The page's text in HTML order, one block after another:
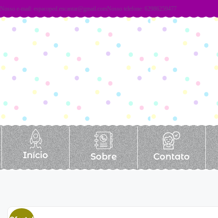
Nosso e-mail: espacoped.encantar@gmail.comNosso telefone: 62986259477
Início Sobre Contato